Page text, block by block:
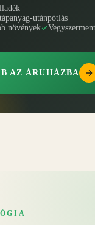
utánpótlás
növények
AZ ÁRUHÁZBA